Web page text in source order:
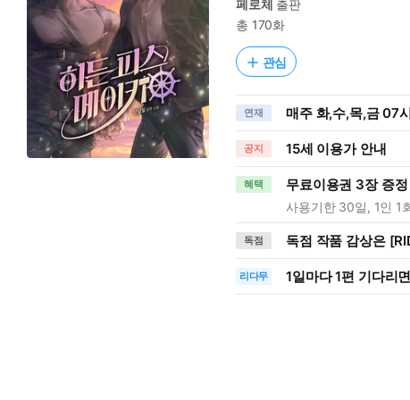
페로체 출판
총 170화
관심
연재 매주 화,수,목,금 07
공지 15세 이용가 안내
혜택 무료이용권 3장 증정
사용기한 30일, 1인 1
독점 독점 작품 감상은
리다무 1일마다1편 기다리